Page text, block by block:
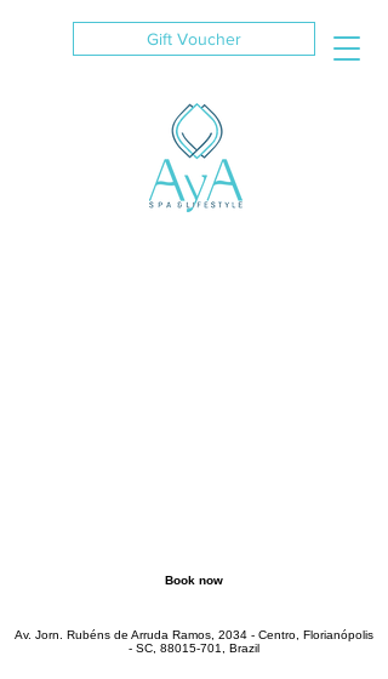
Gift Voucher
Book now
Av. Jorn. Rubéns de Arruda Ramos, 2034 - Centro, Florianópolis
- SC, 88015-701 , Brazil